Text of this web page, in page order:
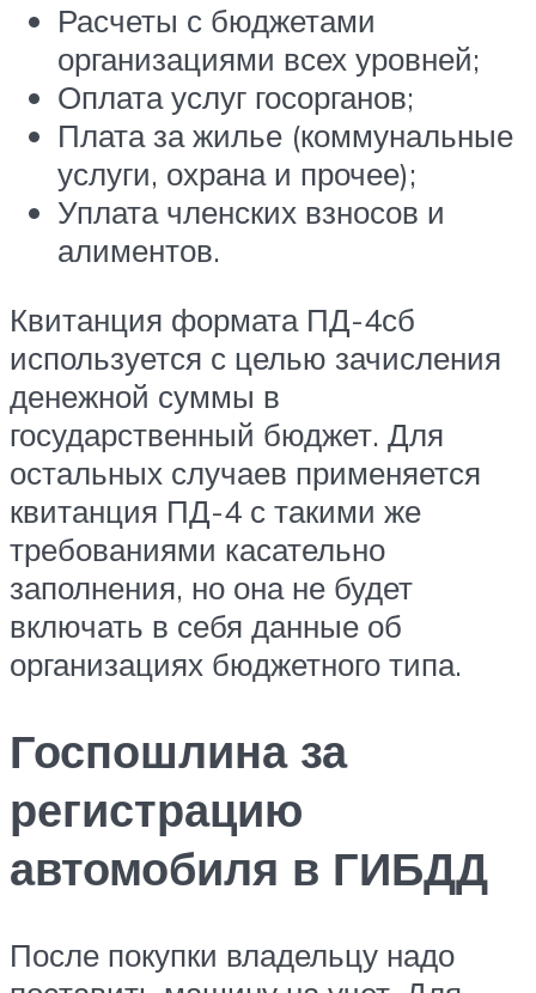
Расчеты с бюджетами
организациями всех уровней;
Оплата услуг госорганов;
Плата за жилье (коммунальные
услуги, охрана и прочее);
Уплата членских взносов и
алиментов.
Квитанция формата ПД-4сб
используется с целью зачисления
денежной суммы в
государственный бюджет. Для
остальных случаев применяется
квитанция ПД-4 с такими же
требованиями касательно
заполнения, но она не будет
включать в себя данные об
организациях бюджетного типа.
Госпошлина за
регистрацию
автомобиля в ГИБДД
После покупки владельцу надо